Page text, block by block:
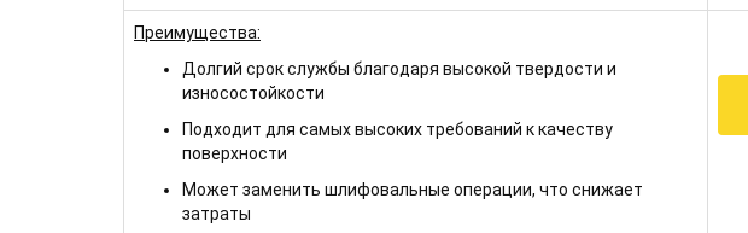
Преимущества:
Долгий срок службы благодаря высокой твердости и
износостойкости
Подходит для самых высоких требований к качеству
поверхности
Может заменить шлифовальные операции, что снижает
затраты